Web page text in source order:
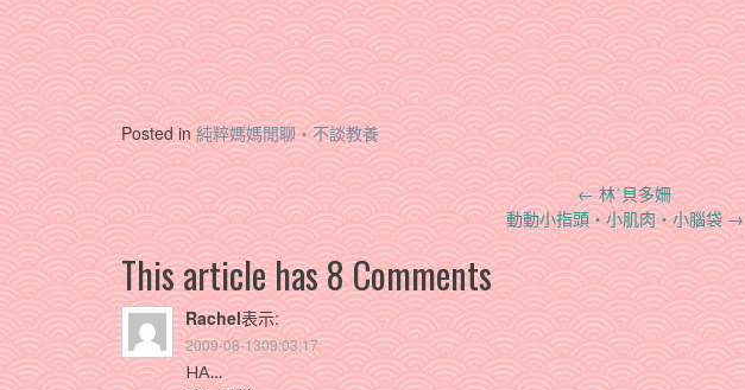
Posted in純粹媽媽閒聊‧不談教養
Post
navigation
←林˙貝多姍
動動小指頭‧小肌肉‧小腦袋→
This article has 8 Comments
Rachel表示:
2009-08-1309:03:17
HA…